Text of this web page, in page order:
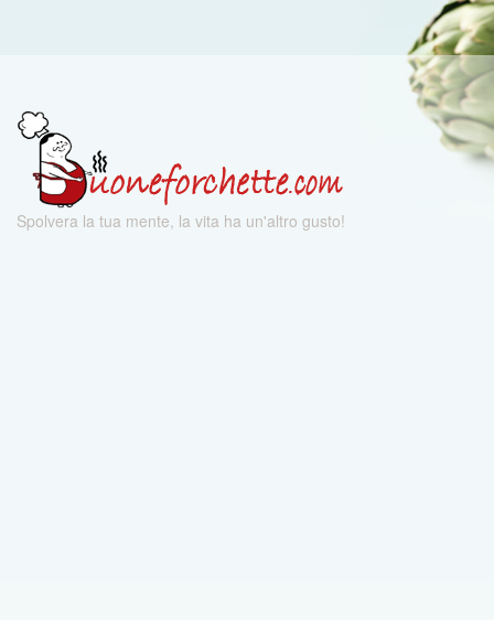
Spolvera la tua mente, la vita ha un'altro gusto!